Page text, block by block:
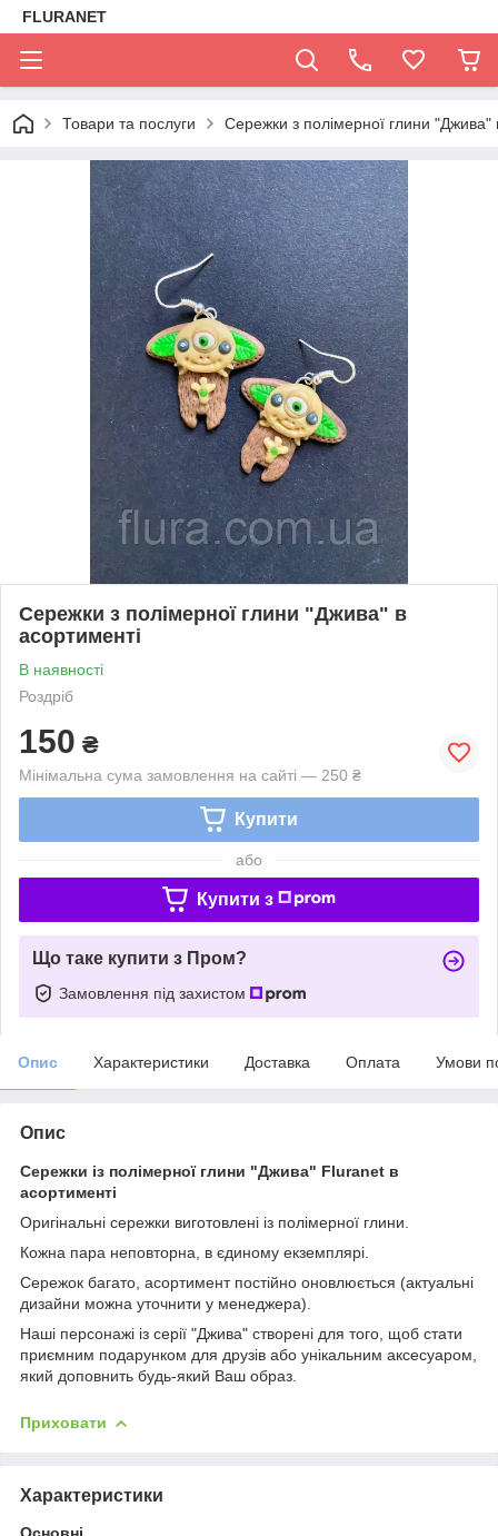
FLURANET
Товари та послуги Сережки з полімерної глини "Джива"
Сережки з полімерної глини "Джива" в
асортименті
В наявності
Роздріб
150 ₴
Мінімальна сума замовлення на сайті — 250 ₴
Купити
або
Купити з
Що таке купити з Пром?
Замовлення під захистом
Опис Характеристики Доставка Оплата Умови
Опис
Сережки із полімерної глини "Джива" Fluranet в
асортименті
Оригінальні сережки виготовлені із полімерної глини.
Кожна пара неповторна, в єдиному екземплярі.
Сережок багато, асортимент постійно оновлюється (актуальні
дизайни можна уточнити у менеджера).
Наші персонажі із серії "Джива" створені для того, щоб стати
приємним подарунком для друзів або унікальним аксесуаром,
який доповнить будь-який Ваш образ.
Приховати
Характеристики
Основні